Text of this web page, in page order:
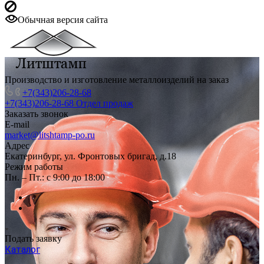
Обычная версия сайта
Производство и изготовление металлоизделий на заказ
+7(343)206-28-68
+7(343)206-28-68 Отдел продаж
Заказать звонок
E-mail
market@litshtamp-po.ru
Адрес
Екатеринбург, ул. Фронтовых бригад, д.18
Режим работы
Пн. – Пт.: с 9:00 до 18:00
Подать заявку
Каталог